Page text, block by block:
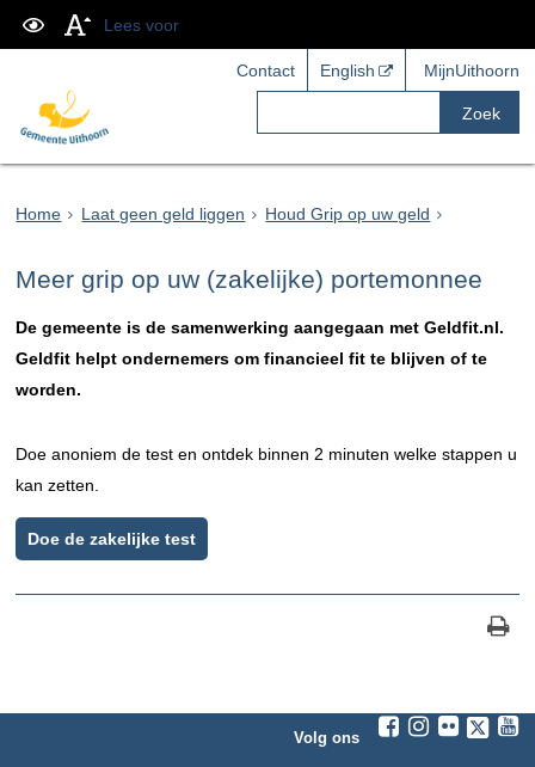
Lees voor
Contact English MijnUithoorn
Zoek
Home Laat geen geld liggen Houd Grip op uw geld
Meer grip op uw (zakelijke) portemonnee
De gemeente is de samenwerking aangegaan met Geldfit.nl.
Geldfit helpt ondernemers om financieel fit te blijven of te
worden.
Doe anoniem de test en ontdek binnen 2 minuten welke stappen u
kan zetten.
Doe de zakelijke test
Volg ons